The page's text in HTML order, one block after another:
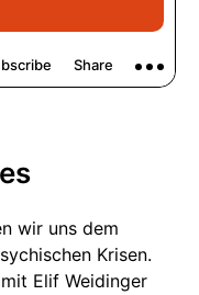
wir uns dem
Krisen.
Elif Weidinger